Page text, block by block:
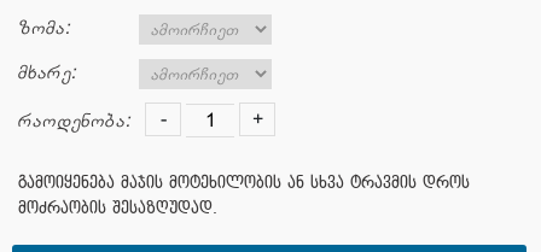
ზომა:
მხარე:
რაოდენობა: - +
გამოიყენება მაჯის მოტეხილობის ან სხვა ტრავმის დროს
მოძრაობის შესაზღუდად.